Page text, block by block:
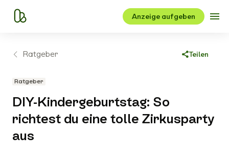
Anzeige aufgeben
Ratgeber Teilen
Ratgeber
DIY-Kindergeburtstag: So
richtest du eine tolle Zirkusparty
aus